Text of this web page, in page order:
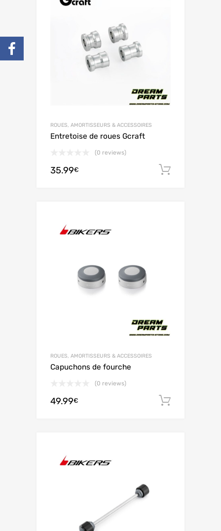
ROUES, AMORTISSEURS & ACCESSOIRES
Entretoise de roues Gcraft
(0 reviews)
35.99€
ROUES, AMORTISSEURS & ACCESSOIRES
Capuchons de fourche
(0 reviews)
49.99€